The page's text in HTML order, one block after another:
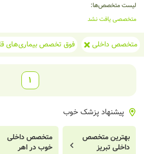
لیست متخصص‌ها:
متخصصی یافت نشد
متخصص داخلی فوق تخصص بیماری‌های
1
پیشنهاد پزشک خوب
بهترین متخصص
داخلی تبریز
متخصص داخلی
خوب در اهر